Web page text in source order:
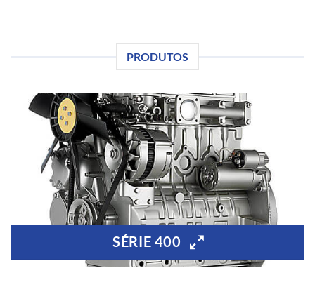
PRODUTOS
SÉRIE 400